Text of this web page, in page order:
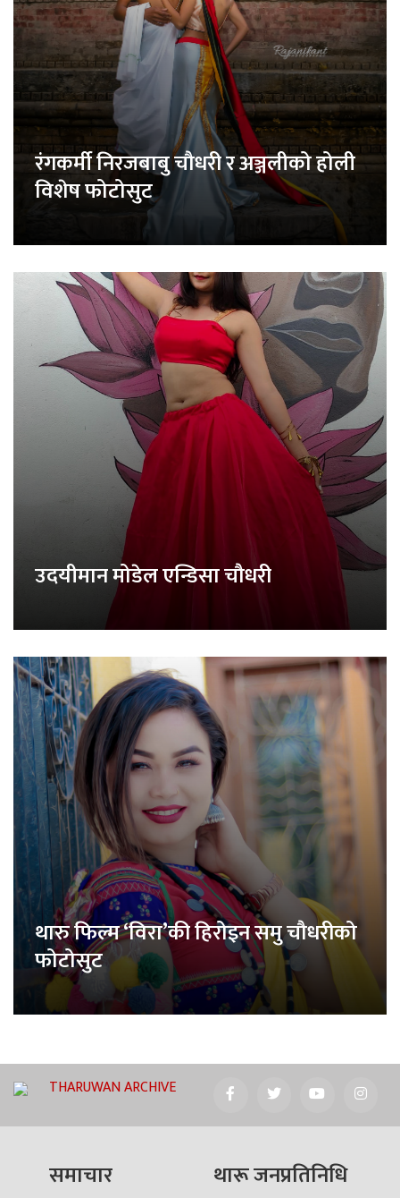
रंगकर्मी निरजबाबु चौधरी र अञ्जलीको होली
विशेष फोटोसुट
उदयीमान मोडेल एन्डिसा चौधरी
थारु फिल्म ‘विरा’की हिरोइन समु चौधरीको
फोटोसुट
THARUWAN ARCHIVE
समाचार थारू जनप्रतिनिधि